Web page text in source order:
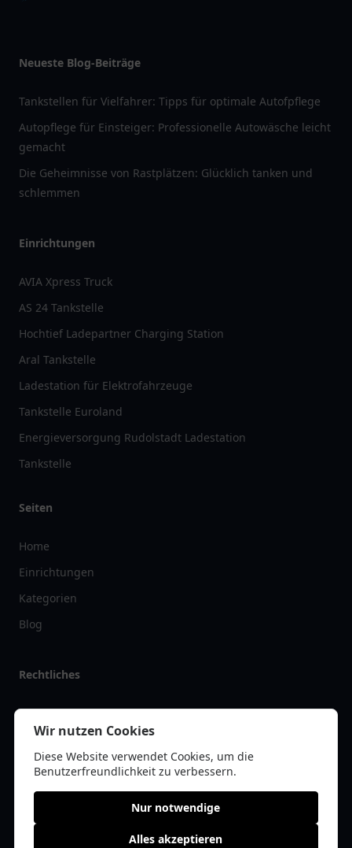
Neueste Blog-Beiträge
Tankstellen für Vielfahrer: Tipps für optimale Autofpflege
Autopflege für Einsteiger: Professionelle Autowäsche leicht
gemacht
Die Geheimnisse von Rastplätzen: Glücklich tanken und
schlemmen
Einrichtungen
AVIA Xpress Truck
AS 24 Tankstelle
Hochtief Ladepartner Charging Station
Aral Tankstelle
Ladestation für Elektrofahrzeuge
Tankstelle Euroland
Energieversorgung Rudolstadt Ladestation
Tankstelle
Seiten
Home
Einrichtungen
Kategorien
Blog
Rechtliches
Impressum
Datenschutz
Kontakt
Wir nutzen Cookies
Diese Website verwendet Cookies, um die
Benutzerfreundlichkeit zu verbessern.
Nur notwendige
Alles akzeptieren